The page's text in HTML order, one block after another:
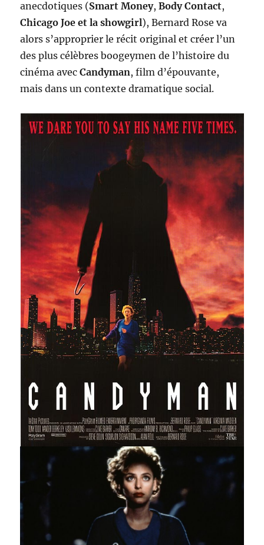
anecdotiques (Smart Money,Body Contact,
Chicago Joe et la showgirl), Bernard Rose va
alors s’approprier le récit original et créer l’un
des plus célèbres boogeymen de l’histoire du
cinéma avecCandyman, film d’épouvante,
mais dans un contexte dramatique social.